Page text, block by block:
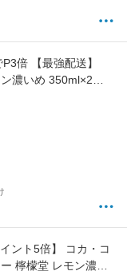
倍 【最強配送】
濃いめ 350ml×2ケ
料対象外】 syn
ント5倍】 コカ・コ
檸檬堂 レモン濃い